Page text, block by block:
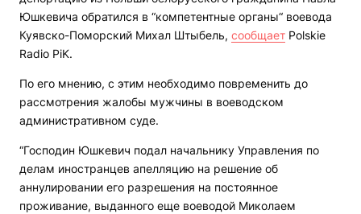
Юшкевича обратился в “компетентные органы“ воевода
Куявско-Поморский Михал Штыбель, сообщает Polskie
Radio PiK.
По его мнению, с этим необходимо повременить до
рассмотрения жалобы мужчины в воеводском
административном суде.
“Господин Юшкевич подал начальнику Управления по
делам иностранцев апелляцию на решение об
аннулировании его разрешения на постоянное
проживание, выданного еще воеводой Миколаем